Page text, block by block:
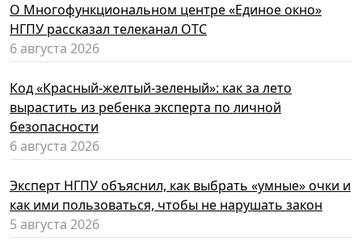
О Многофункциональном центре «Единое окно»
НГПУ рассказал телеканал ОТС
6 августа 2026
Код «Красный-желтый-зеленый»: как за лето
вырастить из ребенка эксперта по личной
безопасности
6 августа 2026
Эксперт НГПУ объяснил, как выбрать «умные» очки и
как ими пользоваться, чтобы не нарушать закон
5 августа 2026